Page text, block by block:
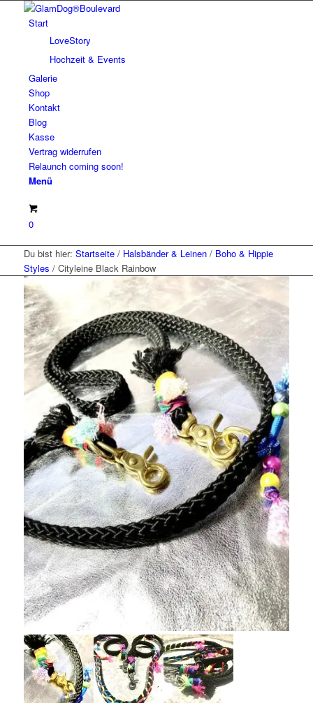
Start
LoveStory
Hochzeit & Events
Galerie
Shop
Kontakt
Blog
Kasse
Vertrag widerrufen
Relaunch coming soon!
Menü
0
Du bist hier: Startseite / Halsbänder & Leinen / Boho & Hippie
Styles / Cityleine Black Rainbow